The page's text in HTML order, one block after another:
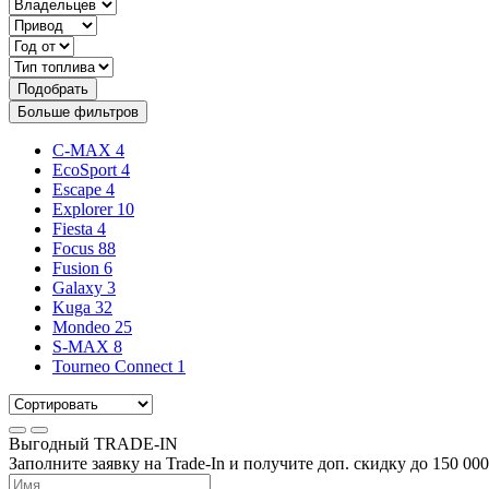
Подобрать
Больше фильтров
C-MAX 4
EcoSport 4
Escape 4
Explorer 10
Fiesta 4
Focus 88
Fusion 6
Galaxy 3
Kuga 32
Mondeo 25
S-MAX 8
Tourneo Connect 1
Выгодный TRADE-IN
Заполните заявку на Trade-In и получите доп. скидку до 150 000